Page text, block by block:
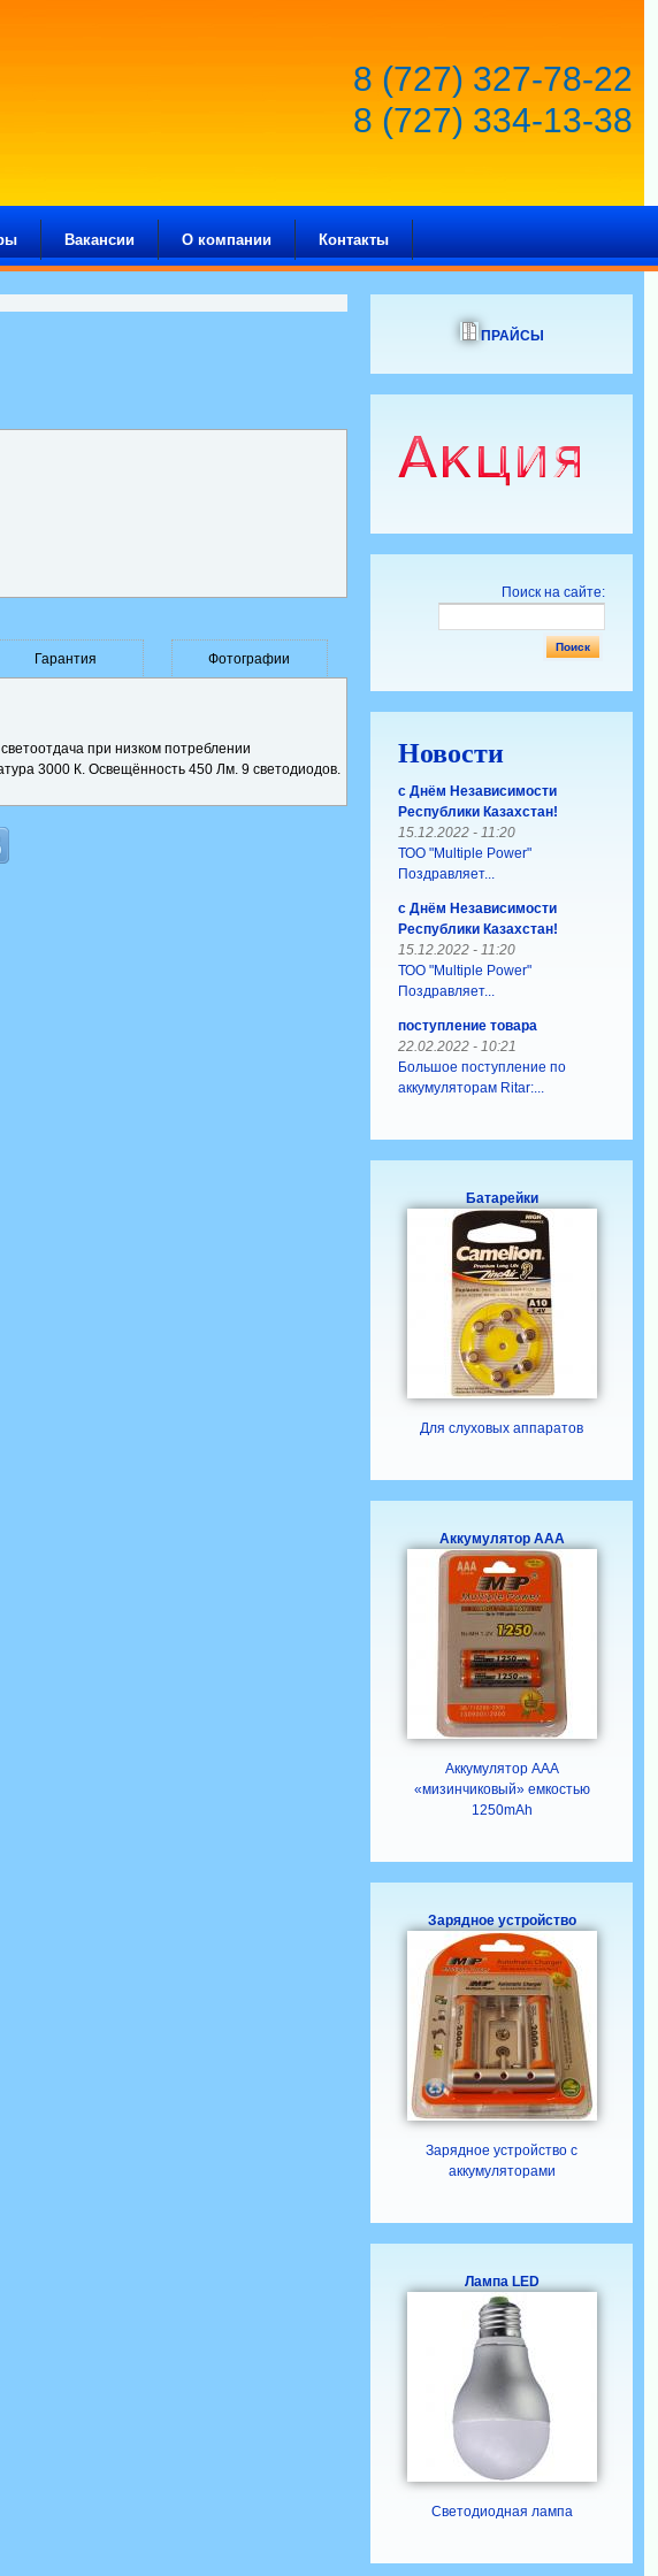
8 (727) 327-78-22
8 (727) 334-13-38
Вакансии О компании Контакты
Гарантия Фотографии
при низком потреблении
3000 К. Освещённость 450 Лм. 9 светодиодов.
ПРАЙСЫ
Поиск на сайте:
Новости
с Днём Независимости
Республики Казахстан!
15.12.2022 - 11:20
ТОО "Multiple Power"
Поздравляет...
с Днём Независимости
Республики Казахстан!
15.12.2022 - 11:20
ТОО "Multiple Power"
Поздравляет...
поступление товара
22.02.2022 - 10:21
Большое поступление по
аккумуляторам Ritar:...
Батарейки
Для слуховых аппаратов
Аккумулятор ААА
Аккумулятор ААА
«мизинчиковый» емкостью
1250mAh
Зарядное устройство
Зарядное устройство с
аккумуляторами
Лампа LED
Светодиодная лампа